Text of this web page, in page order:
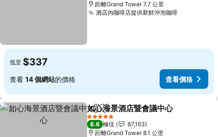
距離Grand Tower 7.7 公里
酒店內咖啡店提供新鮮沖泡咖啡
低至 $337
查看 14 個網站的價格 查看價格
分享 放到收藏夾
如心海景酒店暨會議中心
5 星級
8.6 極佳
87,163
距離Grand Tower 8.1 公里